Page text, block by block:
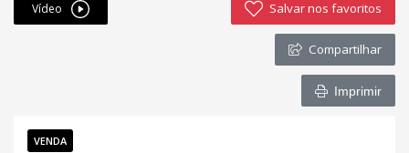
ANUCIE SEU IMOVEL CONOSCO
Contato
Vídeo Salvar nos favoritos
Compartilhar
Imprimir
VENDA